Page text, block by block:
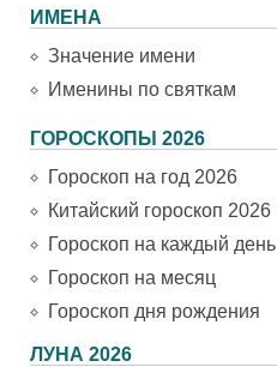
ИМЕНА
Значение имени
Именины по святкам
ГОРОСКОПЫ 2026
Гороскоп на год 2026
Китайский гороскоп 2026
Гороскоп на каждый день
Гороскоп на месяц
Гороскоп дня рождения
ЛУНА 2026